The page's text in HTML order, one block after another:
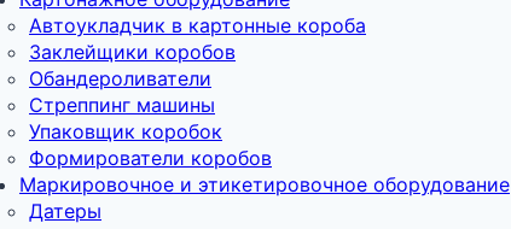
Автоукладчик в картонные короба
Заклейщики коробов
Обандероливатели
Стреппинг машины
Упаковщик коробок
Формирователи коробов
Маркировочное и этикетировочное оборудование
Датеры